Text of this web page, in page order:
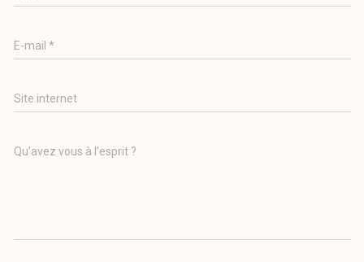
E-mail*
Site internet
Qu’avez vous à l’esprit ?